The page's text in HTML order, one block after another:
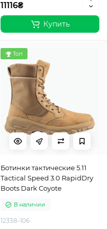
11116₴
Купить
Топ
Ботинки тактические 5.11
Tactical Speed 3.0 RapidDry
Boots Dark Coyote
В наличии
12338-106